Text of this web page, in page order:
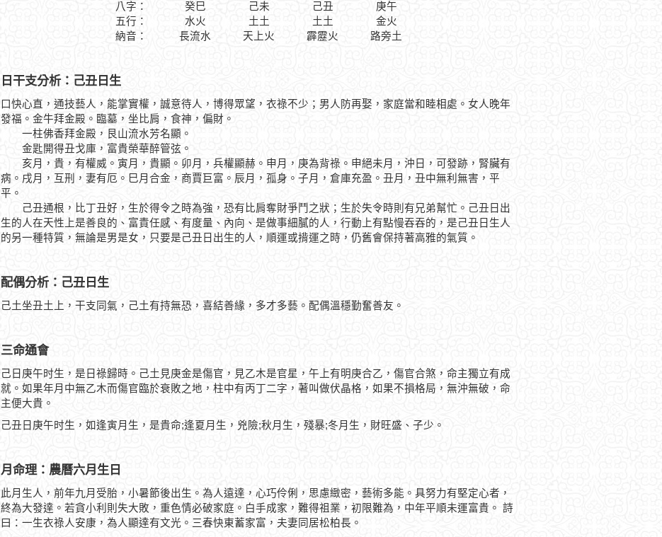
八字：
癸巳 己未 己丑
庚午
五行：
納音：
水火
長流水
土土
天上火
土土
霹靂火
金火
路旁土
日干支分析：己丑日生
口快心直，通技藝人，能掌實權，誠意待人，博得眾望，衣祿不少；男人防再娶，家庭當和睦相處。女人晚年
發福。金牛拜金殿。臨墓，坐比肩，食神，偏財。
一柱佛香拜金殿，艮山流水芳名顯。
金匙開得丑戈庫，富貴榮華醉管弦。
亥月，貴，有權威。寅月，貴顯。卯月，兵權顯赫。申月，庚為背祿。申絕未月，沖日，可發跡，腎臟有
病。戌月，互刑，妻有厄。巳月合金，商賈巨富。辰月，孤身。子月，倉庫充盈。丑月，丑中無利無害，平
平。
己丑通根，比丁丑好，生於得令之時為強，恐有比肩奪財爭鬥之狀；生於失令時則有兄弟幫忙。己丑日出
生的人在天性上是善良的、富責任感、有度量、內向、是做事細膩的人，行動上有點慢吞吞的，是己丑日生人
的另一種特質，無論是男是女，只要是己丑日出生的人，順運或揹運之時，仍舊會保持著高雅的氣質。
配偶分析：己丑日生
己土坐丑土上，干支同氣，己土有持無恐，喜結善緣，多才多藝。配偶溫穩勤奮善友。
三命通會
己日庚午时生，是日祿歸時。己土見庚金是傷官，見乙木是官星，午上有明庚合乙，傷官合煞，命主獨立有成
就。如果年月中無乙木而傷官臨於衰敗之地，柱中有丙丁二字，著叫做伏晶格，如果不損格局，無沖無破，命
主便大貴。
己丑日庚午时生，如逢寅月生，是貴命;逢夏月生，兇險;秋月生，殘暴;冬月生，財旺盛、子少。
月命理：農曆六月生日
此月生人，前年九月受胎，小暑節後出生。為人遠達，心巧伶俐，思慮緻密，藝術多能。具努力有堅定心者，
終為大發達。若貪小利則失大敗，重色情必破家庭。白手成家，難得祖業，初限難為，中年平順未運富貴。 詩
曰：一生衣祿人安康，為人顯達有文光。三春快東蓄家富，夫妻同居松柏長。